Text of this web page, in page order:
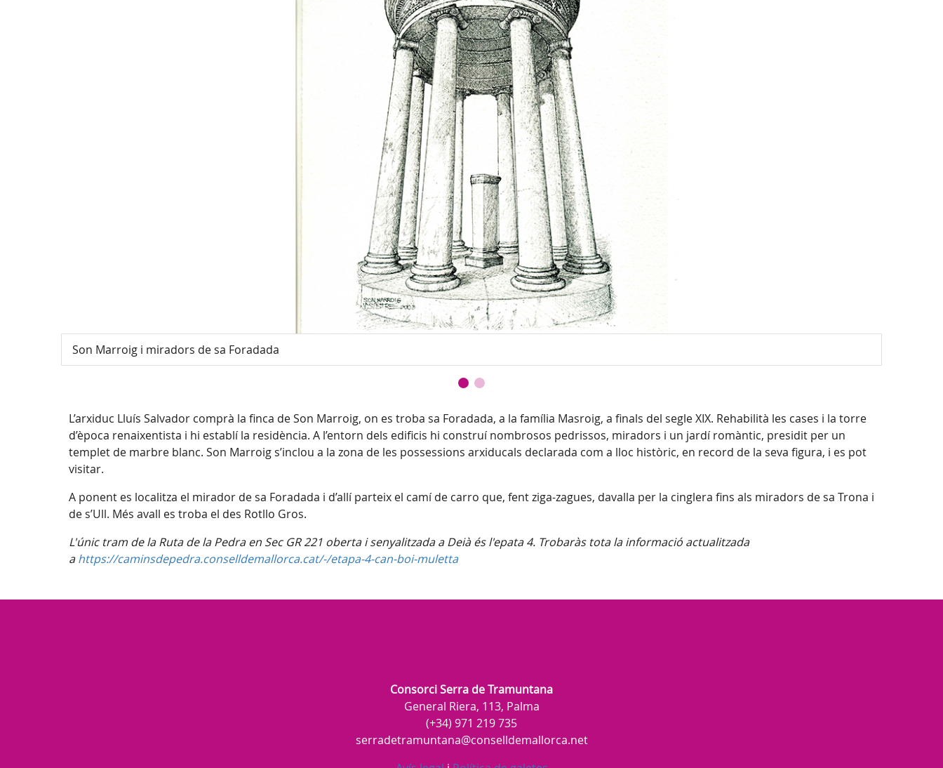
Son Marroig i miradors de sa Foradada
L’arxiduc Lluís Salvador comprà la finca de Son Marroig, on es troba sa Foradada, a la família Masroig, a finals del segle XIX. Rehabilità les cases i la torre
d’època renaixentista i hi establí la residència. A l’entorn dels edificis hi construí nombrosos pedrissos, miradors i un jardí romàntic, presidit per un
templet de marbre blanc. Son Marroig s’inclou a la zona de les possessions arxiducals declarada com a lloc històric, en record de la seva figura, i es pot
visitar.
A ponent es localitza el mirador de sa Foradada i d’allí parteix el camí de carro que, fent ziga-zagues, davalla per la cinglera fins als miradors de sa Trona i
de s’Ull. Més avall es troba el des Rotllo Gros.
L'únic tram de la Ruta de la Pedra en Sec GR 221 oberta i senyalitzada a Deià és l'epata 4. Trobaràs tota la informació actualitzada
ahttps://caminsdepedra.conselldemallorca.cat/-/etapa-4-can-boi-muletta
Consorci Serra de Tramuntana
General Riera, 113, Palma
(+34) 971 219 735
serradetramuntana@conselldemallorca.net